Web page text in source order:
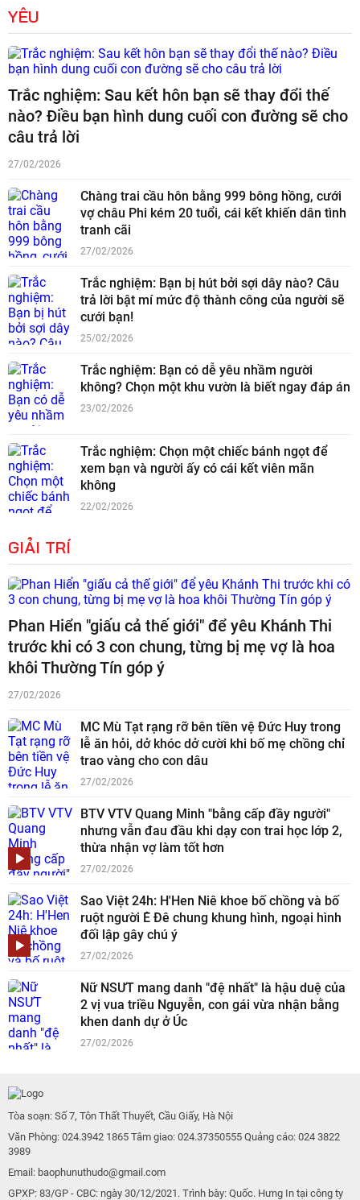
YÊU
Trắc nghiệm: Sau kết hôn bạn sẽ thay đổi thế
nào? Điều bạn hình dung cuối con đường sẽ cho
câu trả lời
27/02/2026
Chàng trai cầu hôn bằng 999 bông hồng, cưới
vợ châu Phi kém 20 tuổi, cái kết khiến dân tình
tranh cãi
27/02/2026
Trắc nghiệm: Bạn bị hút bởi sợi dây nào? Câu
trả lời bật mí mức độ thành công của người sẽ
cưới bạn!
25/02/2026
Trắc nghiệm: Bạn có dễ yêu nhầm người
không? Chọn một khu vườn là biết ngay đáp án
23/02/2026
Trắc nghiệm: Chọn một chiếc bánh ngọt để
xem bạn và người ấy có cái kết viên mãn
không
22/02/2026
GIẢI TRÍ
Phan Hiển "giấu cả thế giới" để yêu Khánh Thi
trước khi có 3 con chung, từng bị mẹ vợ là hoa
khôi Thường Tín góp ý
27/02/2026
MC Mù Tạt rạng rỡ bên tiền vệ Đức Huy trong
lễ ăn hỏi, dở khóc dở cười khi bố mẹ chồng chỉ
trao vàng cho con dâu
27/02/2026
BTV VTV Quang Minh "bằng cấp đầy người"
nhưng vẫn đau đầu khi dạy con trai học lớp 2,
thừa nhận vợ làm tốt hơn
27/02/2026
Sao Việt 24h: H'Hen Niê khoe bố chồng và bố
ruột người Ê Đê chung khung hình, ngoại hình
đối lập gây chú ý
27/02/2026
Nữ NSƯT mang danh "đệ nhất" là hậu duệ của
2 vị vua triều Nguyễn, con gái vừa nhận bằng
khen danh dự ở Úc
27/02/2026
Tòa soạn: Số 7, Tôn Thất Thuyết, Cầu Giấy, Hà Nội
Văn Phòng: 024.3942 1865 Tâm giao: 024.37350555 Quảng cáo: 024 3822
3989
Email: baophunuthudo@gmail.com
GPXP: 83/GP - CBC: ngày 30/12/2021. Trình bày: Quốc. Hưng In tại công ty